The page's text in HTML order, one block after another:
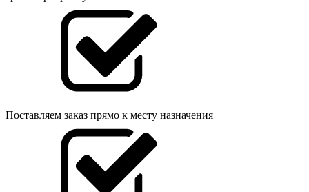
Поставляем заказ прямо к месту назначения